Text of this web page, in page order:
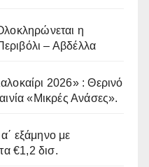
η
– Αβδέλλα
2026» : Θερινό
«Μικρές Ανάσες».
εξάμηνο με
€1,2 δισ.